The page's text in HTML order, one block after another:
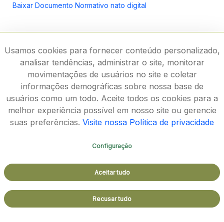
Baixar Documento Normativo nato digital
Rodovia João Paulo II, 4143, Bairro Serra Verde - CEP
31630-900
Aspectos legais e responsabilidades - Política de
Usamos cookies para fornecer conteúdo personalizado,
analisar tendências, administrar o site, monitorar
movimentações de usuários no site e coletar
informações demográficas sobre nossa base de
usuários como um todo. Aceite todos os cookies para a
melhor experiência possível em nosso site ou gerencie
suas preferências. Visite nossa Política de privacidade
Configuração
Aceitar tudo
Recusar tudo